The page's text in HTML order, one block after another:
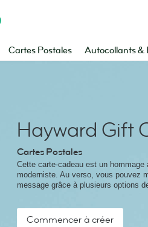
Cartes Postales Autocollants &
Hayward Gift
Cartes Postales
Cette carte-cadeau est un hommage
moderniste. Au verso, vous pouvez
message grâce à plusieurs options
Commencer à créer